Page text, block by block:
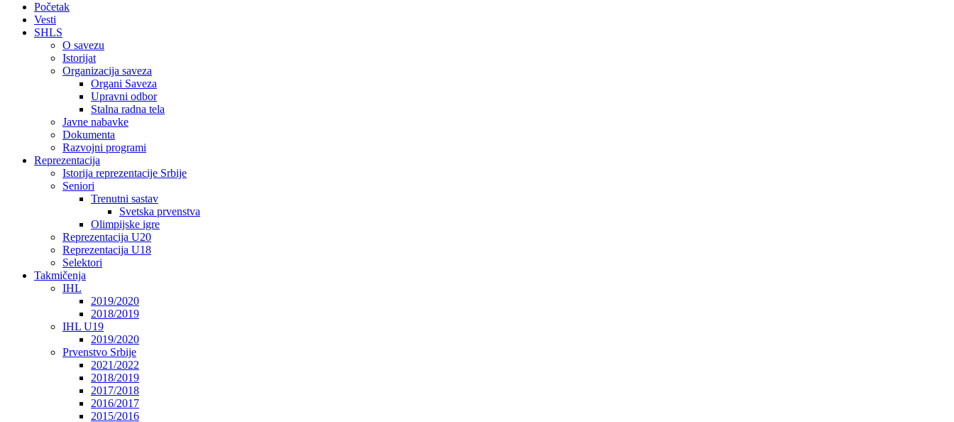
Početak
Vesti
SHLS
O savezu
Istorijat
Organizacija saveza
Organi Saveza
Upravni odbor
Stalna radna tela
Javne nabavke
Dokumenta
Razvojni programi
Reprezentacija
Istorija reprezentacije Srbije
Seniori
Trenutni sastav
Svetska prvenstva
Olimpijske igre
Reprezentacija U20
Reprezentacija U18
Selektori
Takmičenja
IHL
2019/2020
2018/2019
IHL U19
2019/2020
Prvenstvo Srbije
2021/2022
2018/2019
2017/2018
2016/2017
2015/2016